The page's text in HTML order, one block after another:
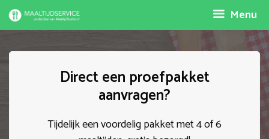
Spring
naar
Menu
Direct een proefpakket
aanvragen?
Tijdelijk een voordelig pakket met 4 of 6